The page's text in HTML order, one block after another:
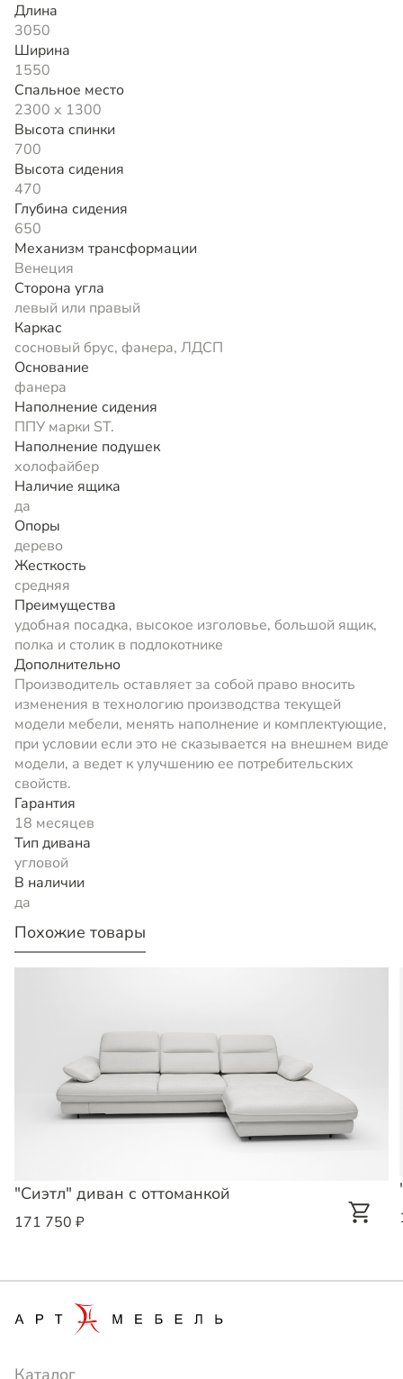
Длина
3050
Ширина
1550
Спальное место
2300 х 1300
Высота спинки
700
Высота сидения
470
Глубина сидения
650
Механизм трансформации
Венеция
Сторона угла
левый или правый
Каркас
сосновый брус, фанера, ЛДСП
Основание
фанера
Наполнение сидения
ППУ марки ST.
Наполнение подушек
холофайбер
Наличие ящика
да
Опоры
дерево
Жесткость
средняя
Преимущества
удобная посадка, высокое изголовье, большой ящик,
полка и столик в подлокотнике
Дополнительно
Производитель оставляет за собой право вносить
изменения в технологию производства текущей
модели мебели, менять наполнение и комплектующие,
при условии если это не сказывается на внешнем виде
модели, а ведет к улучшению ее потребительских
свойств.
Гарантия
18 месяцев
Тип дивана
угловой
В наличии
да
Похожие товары
"Сиэтл" диван с оттоманкой
171 750 ₽
Каталог